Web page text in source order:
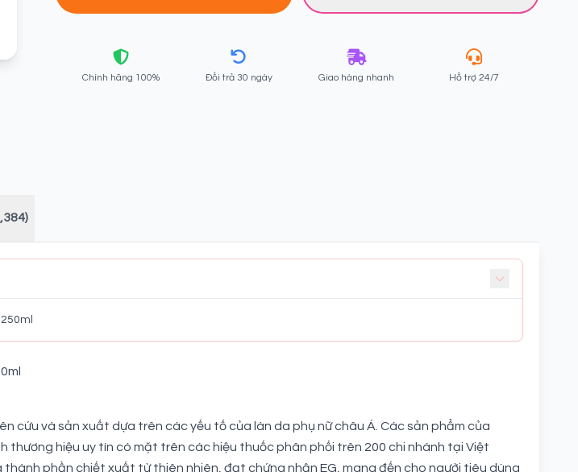
Chính hãng 100% Đổi trả 30 ngày Giao hàng nhanh Hỗ trợ 24/7
cứu và sản xuất dựa trên các yếu tố của làn da phụ nữ châu Á. Các sản phẩm của
hiệu uy tín có mặt trên các hiệu thuốc phân phối trên 200 chi nhánh tại Việt
phần chiết xuất từ thiên nhiên, đạt chứng nhận EG, mang đến cho người tiêu dùng